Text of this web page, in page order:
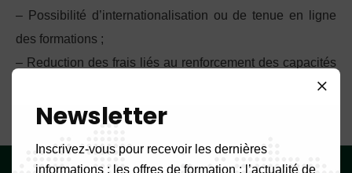
– Possibilité d’internationalisation ou de tenue en ligne
des formations ;
– Reduction des frais liés au renforcement des capacités
Newsletter
Inscrivez-vous pour recevoir les dernières
informations ; les offres de formation ; l’actualité de